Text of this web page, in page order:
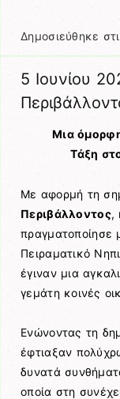
Δημοσιεύθηκε
5 Ιουνίου
Μια
Τάξη
Με αφορμή τη
Περιβάλλοντος,
πραγματοποίησε
Πειραματικό
έγιναν μια
γεμάτη κοινές
Ενώνοντας τη
έφτιαξαν
δυνατά
οποία στη